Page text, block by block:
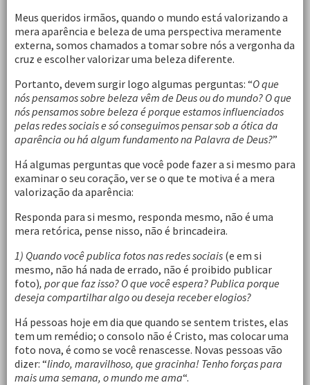
Meus queridos irmãos, quando o mundo está valorizando a
mera aparência e beleza de uma perspectiva meramente
externa, somos chamados a tomar sobre nós a vergonha da
cruz e escolher valorizar uma beleza diferente.
Portanto, devem surgir logo algumas perguntas: “O que
nós pensamos sobre beleza vêm de Deus ou do mundo? O que
nós pensamos sobre beleza é porque estamos influenciados
pelas redes sociais e só conseguimos pensar sob a ótica da
aparência ou há algum fundamento na Palavra de Deus?”
Há algumas perguntas que você pode fazer a si mesmo para
examinar o seu coração, ver se o que te motiva é a mera
valorização da aparência:
Responda para si mesmo, responda mesmo, não é uma
mera retórica, pense nisso, não é brincadeira.
1) Quando você publica fotos nas redes sociais (e em si
mesmo, não há nada de errado, não é proibido publicar
foto), por que faz isso? O que você espera? Publica porque
deseja compartilhar algo ou deseja receber elogios?
Há pessoas hoje em dia que quando se sentem tristes, elas
tem um remédio; o consolo não é Cristo, mas colocar uma
foto nova, é como se você renascesse. Novas pessoas vão
dizer: “lindo, maravilhoso, que gracinha! Tenho forças para
mais uma semana, o mundo me ama“.